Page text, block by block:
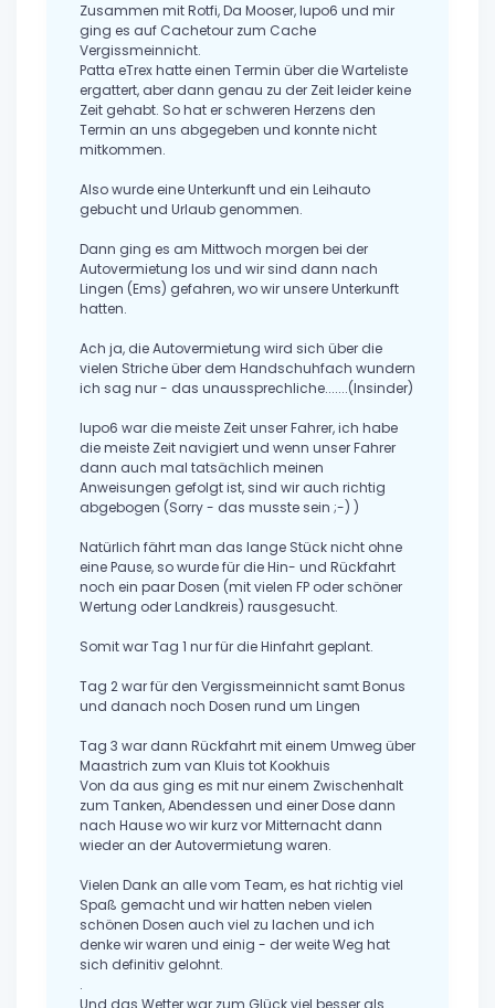
Zusammen mit Rotfi, Da Mooser, lupo6 und mir
ging es auf Cachetour zum Cache
Vergissmeinnicht.
Patta eTrex hatte einen Termin über die Warteliste
ergattert, aber dann genau zu der Zeit leider keine
Zeit gehabt. So hat er schweren Herzens den
Termin an uns abgegeben und konnte nicht
mitkommen.
Also wurde eine Unterkunft und ein Leihauto
gebucht und Urlaub genommen.
Dann ging es am Mittwoch morgen bei der
Autovermietung los und wir sind dann nach
Lingen (Ems) gefahren, wo wir unsere Unterkunft
hatten.
Ach ja, die Autovermietung wird sich über die
vielen Striche über dem Handschuhfach wundern
ich sag nur - das unaussprechliche.......(Insinder)
lupo6 war die meiste Zeit unser Fahrer, ich habe
die meiste Zeit navigiert und wenn unser Fahrer
dann auch mal tatsächlich meinen
Anweisungen gefolgt ist, sind wir auch richtig
abgebogen (Sorry - das musste sein ;-) )
Natürlich fährt man das lange Stück nicht ohne
eine Pause, so wurde für die Hin- und Rückfahrt
noch ein paar Dosen (mit vielen FP oder schöner
Wertung oder Landkreis) rausgesucht.
Somit war Tag 1 nur für die Hinfahrt geplant.
Tag 2 war für den Vergissmeinnicht samt Bonus
und danach noch Dosen rund um Lingen
Tag 3 war dann Rückfahrt mit einem Umweg über
Maastrich zum van Kluis tot Kookhuis
Von da aus ging es mit nur einem Zwischenhalt
zum Tanken, Abendessen und einer Dose dann
nach Hause wo wir kurz vor Mitternacht dann
wieder an der Autovermietung waren.
Vielen Dank an alle vom Team, es hat richtig viel
Spaß gemacht und wir hatten neben vielen
schönen Dosen auch viel zu lachen und ich
denke wir waren und einig - der weite Weg hat
sich definitiv gelohnt.
.